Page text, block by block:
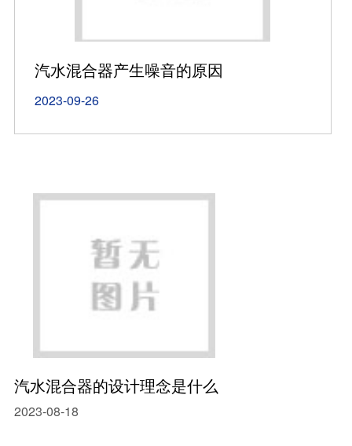
汽水混合器产生噪音的原因
2023-09-26
汽水混合器的设计理念是什么
2023-08-18